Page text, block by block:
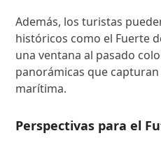
Además, los turistas
históricos como el Fuerte
una ventana al pasado
panorámicas que
marítima.
Perspectivas para el